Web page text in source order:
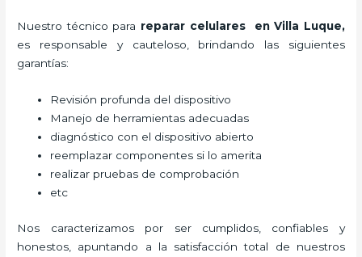
Nuestro técnico para reparar celulares en Villa Luque,
es responsable y cauteloso, brindando las siguientes
garantías:
Revisión profunda del dispositivo
Manejo de herramientas adecuadas
diagnóstico con el dispositivo abierto
reemplazar componentes si lo amerita
realizar pruebas de comprobación
etc
Nos caracterizamos por ser cumplidos, confiables y
honestos, apuntando a la satisfacción total de nuestros